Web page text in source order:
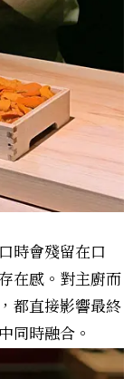
時會殘留在口
在感。對主廚而
都直接影響最終
同時融合。